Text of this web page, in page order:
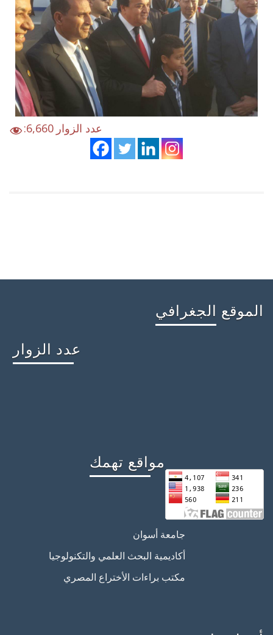
:عدد الزوار 6,660
الموقع الجغرافي
عدد الزوار
مواقع تهمك
جامعة أسوان
أكاديمية البحث العلمي والتكنولوجيا
مكتب براءات الأختراع المصري